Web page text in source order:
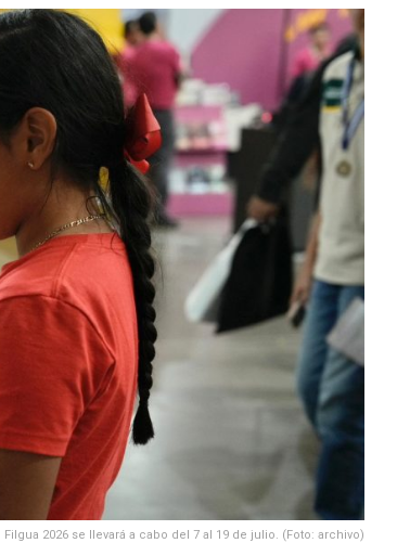
Filgua 2026 se llevará a cabo del 7 al 19 de julio. (Foto: archivo)